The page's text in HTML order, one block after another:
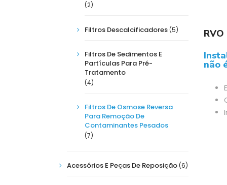
(2)
Filtros Descalcificadores (5)
Filtros De Sedimentos E
Partículas Para Pré-
Tratamento
(4)
Filtros De Osmose Reversa
Para Remoção De
Contaminantes Pesados
(7)
Acessórios E Peças De Reposição (6)
não